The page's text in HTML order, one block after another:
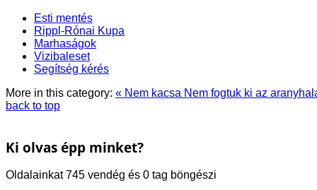
Esti mentés
Rippl-Rónai Kupa
Marhaságok
Vizibaleset
Segítség kérés
More in this category: « Nem kacsa Nem fogtuk ki az
back to top
Ki olvas épp minket?
Oldalainkat 745 vendég és 0 tag böngészi